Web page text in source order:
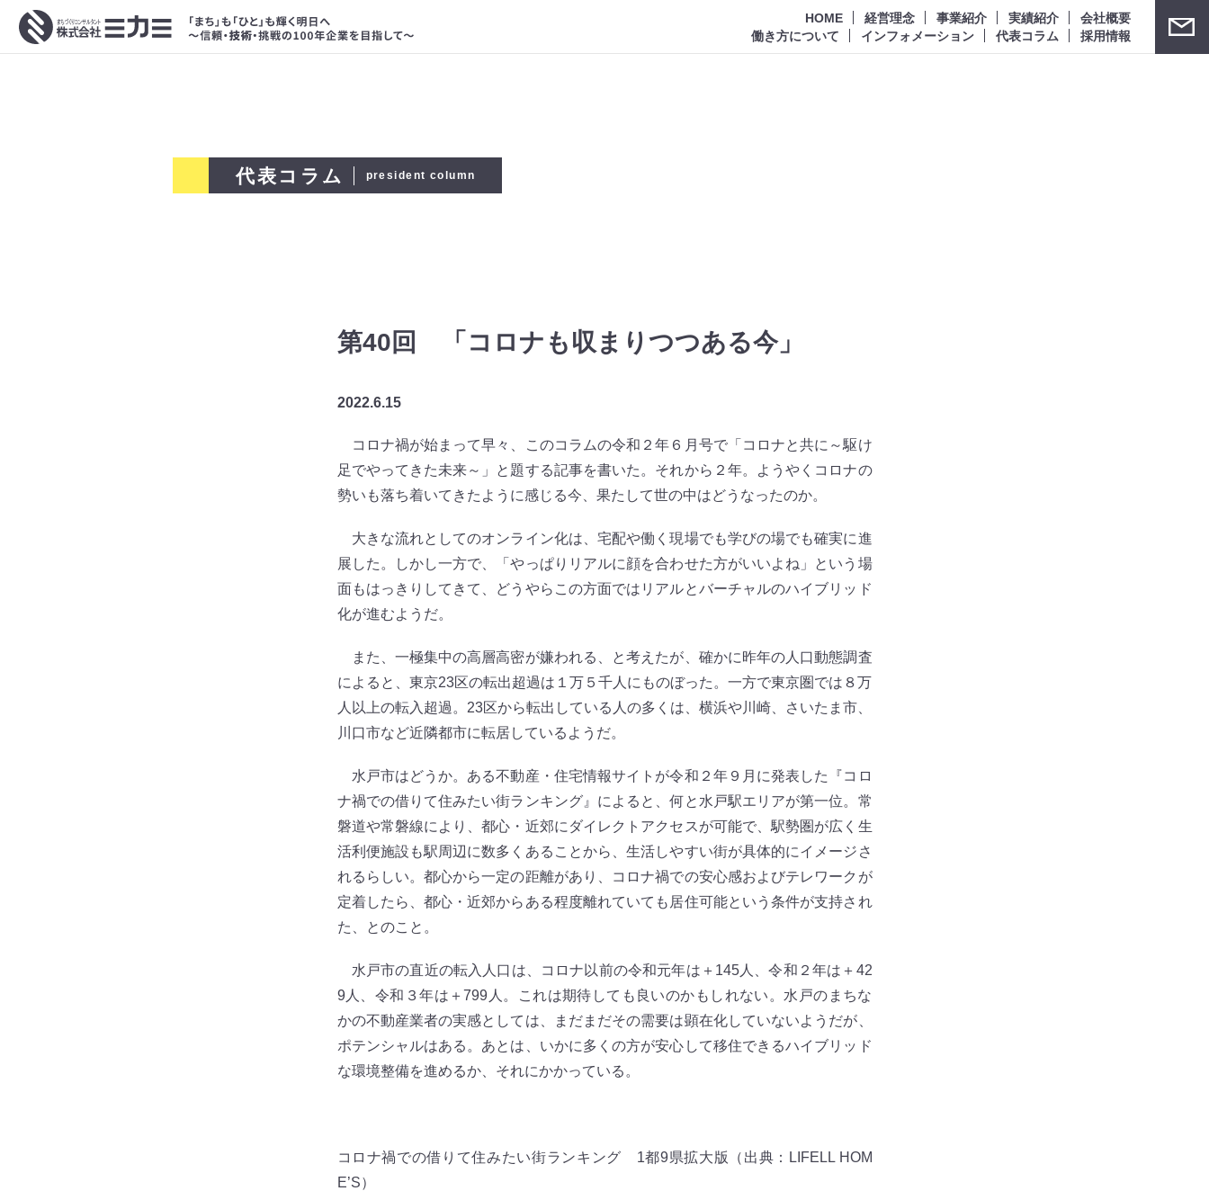
HOME 経営理念 事業紹介 実績紹介
会社概要
働き方について
インフォメーション 代表コラム 採用情報
代表コラム president column
第40回 「コロナも収まりつつある今」
2022.6.15
コロナ禍が始まって早々、このコラムの令和２年６月号で「コロナと共に～駆け
足でやってきた未来～」と題する記事を書いた。それから２年。ようやくコロナの
勢いも落ち着いてきたように感じる今、果たして世の中はどうなったのか。
大きな流れとしてのオンライン化は、宅配や働く現場でも学びの場でも確実に進
展した。しかし一方で、「やっぱりリアルに顔を合わせた方がいいよね」という場
面もはっきりしてきて、どうやらこの方面ではリアルとバーチャルのハイブリッド
化が進むようだ。
また、一極集中の高層高密が嫌われる、と考えたが、確かに昨年の人口動態調査
によると、東京23区の転出超過は１万５千人にものぼった。一方で東京圏では８万
人以上の転入超過。23区から転出している人の多くは、横浜や川崎、さいたま市、
川口市など近隣都市に転居しているようだ。
水戸市はどうか。ある不動産・住宅情報サイトが令和２年９月に発表した『コロ
ナ禍での借りて住みたい街ランキング』によると、何と水戸駅エリアが第一位。常
磐道や常磐線により、都心・近郊にダイレクトアクセスが可能で、駅勢圏が広く生
活利便施設も駅周辺に数多くあることから、生活しやすい街が具体的にイメージさ
れるらしい。都心から一定の距離があり、コロナ禍での安心感およびテレワークが
定着したら、都心・近郊からある程度離れていても居住可能という条件が支持され
た、とのこと。
水戸市の直近の転入人口は、コロナ以前の令和元年は＋145人、令和２年は＋42
9人、令和３年は＋799人。これは期待しても良いのかもしれない。水戸のまちな
かの不動産業者の実感としては、まだまだその需要は顕在化していないようだが、
ポテンシャルはある。あとは、いかに多くの方が安心して移住できるハイブリッド
な環境整備を進めるか、それにかかっている。
コロナ禍での借りて住みたい街ランキング 1都9県拡大版（出典：LIFELL HOM
E’S）